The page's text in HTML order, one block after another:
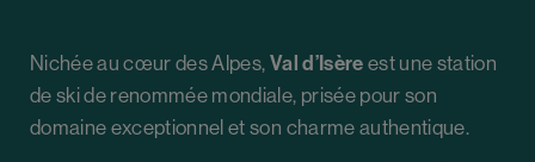
Nichée au cœur des Alpes, Val d’Isère est une station
de ski de renommée mondiale, prisée pour son
domaine exceptionnel et son charme authentique.